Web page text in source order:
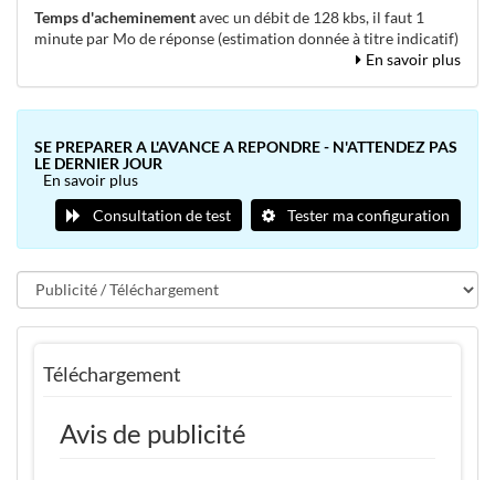
Temps d'acheminementavec un débit de 128 kbs, il faut 1
minute par Mo de réponse (estimation donnée à titre indicatif)
En savoir plus
SE PREPARER A L'AVANCE A REPONDRE - N'ATTENDEZ PAS
LE DERNIER JOUR
En savoir plus
Tester ma configuration
Consultation de test
Téléchargement
Avis de publicité